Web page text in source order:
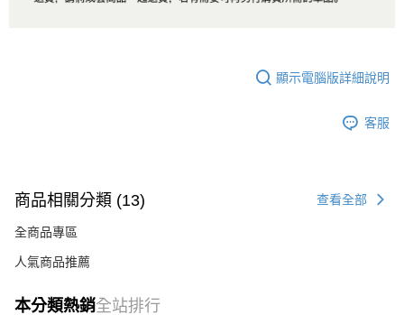
顯示電腦版詳細說明
客服
商品相關分類 (13) 查看全部
全商品專區
人氣商品推薦
本分類熱銷全站排行